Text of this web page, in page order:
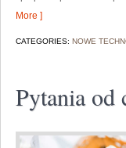
More ]
CATEGORIES: NOWE
Pytania od